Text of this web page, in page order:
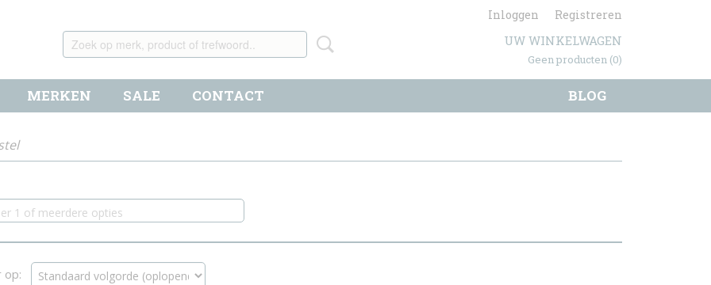
Inloggen Registreren
UW WINKELWAGEN
Geen producten (0)
BLOG
MERKEN SALE CONTACT
1 of meerdere opties
op: